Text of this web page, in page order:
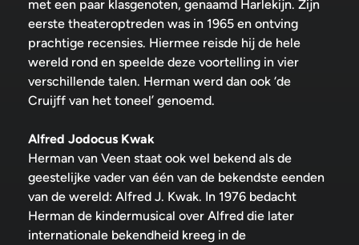
met een paar klasgenoten, genaamd Harlekijn. Zijn
eerste theateroptreden was in 1965 en ontving
prachtige recensies. Hiermee reisde hij de hele
wereld rond en speelde deze voortelling in vier
verschillende talen. Herman werd dan ook ‘de
Cruijff van het toneel’ genoemd.
Alfred Jodocus Kwak
Herman van Veen staat ook wel bekend als de
geestelijke vader van één van de bekendste eenden
van de wereld: Alfred J. Kwak. In 1976 bedacht
Herman de kindermusical over Alfred die later
internationale bekendheid kreeg in de